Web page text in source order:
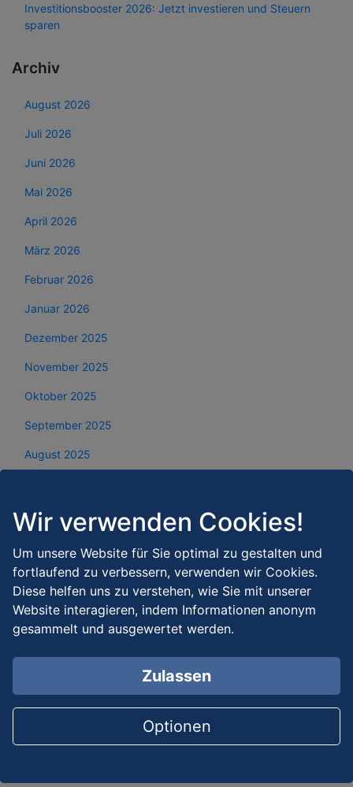
Investitionsbooster 2026: Jetzt investieren und Steuern
sparen
Archiv
August 2026
Juli 2026
Juni 2026
Mai 2026
April 2026
März 2026
Februar 2026
Januar 2026
Dezember 2025
November 2025
Oktober 2025
September 2025
August 2025
Juni 2025
April 2025
März 2025
Februar 2025
Januar 2025
Oktober 2024
Wir verwenden Cookies!
Um unsere Website für Sie optimal zu gestalten und
fortlaufend zu verbessern, verwenden wir Cookies.
Diese helfen uns zu verstehen, wie Sie mit unserer
Website interagieren, indem Informationen anonym
gesammelt und ausgewertet werden.
Zulassen
Optionen